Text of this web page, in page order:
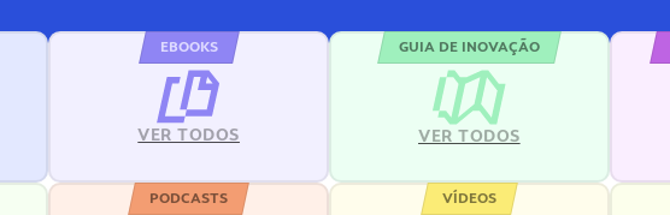
EBOOKS
VER TODOS
GUIA DE INOVAÇÃO
VER TODOS
PODCASTS VÍDEOS